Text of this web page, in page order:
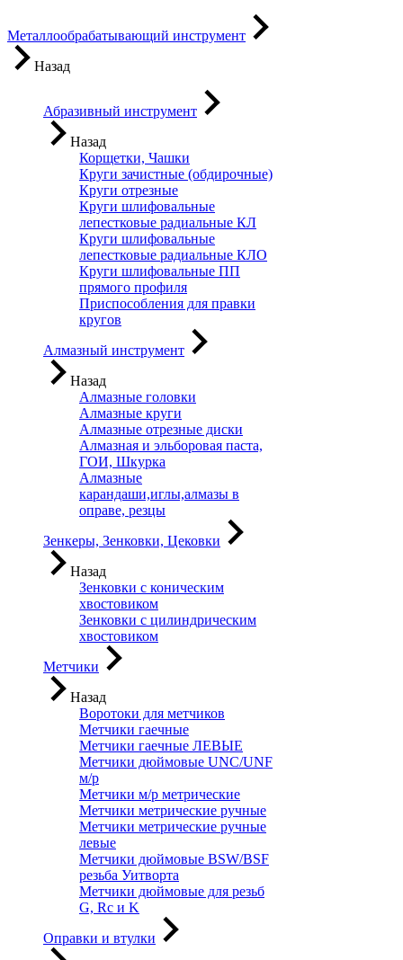
Металлообрабатывающий инструмент
Назад
Абразивный инструмент
Назад
Корщетки, Чашки
Круги зачистные (обдирочные)
Круги отрезные
Круги шлифовальные
лепестковые радиальные КЛ
Круги шлифовальные
лепестковые радиальные КЛО
Круги шлифовальные ПП
прямого профиля
Приспособления для правки
кругов
Алмазный инструмент
Назад
Алмазные головки
Алмазные круги
Алмазные отрезные диски
Алмазная и эльборовая паста,
ГОИ, Шкурка
Алмазные
карандаши,иглы,алмазы в
оправе, резцы
Зенкеры, Зенковки, Цековки
Назад
Зенковки с коническим
хвостовиком
Зенковки с цилиндрическим
хвостовиком
Метчики
Назад
Воротоки для метчиков
Метчики гаечные
Метчики гаечные ЛЕВЫЕ
Метчики дюймовые UNC/UNF
м/р
Метчики м/р метрические
Метчики метрические ручные
Метчики метрические ручные
левые
Метчики дюймовые BSW/BSF
резьба Уитворта
Метчики дюймовые для резьб
G, Rc и K
Оправки и втулки